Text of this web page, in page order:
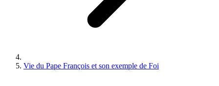
Vie du Pape François et son exemple de Foi